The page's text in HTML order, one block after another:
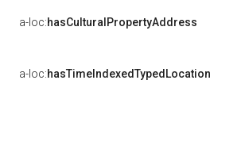
a-loc:hasCulturalPropertyAddress
a-loc:hasTimeIndexedTypedLocation